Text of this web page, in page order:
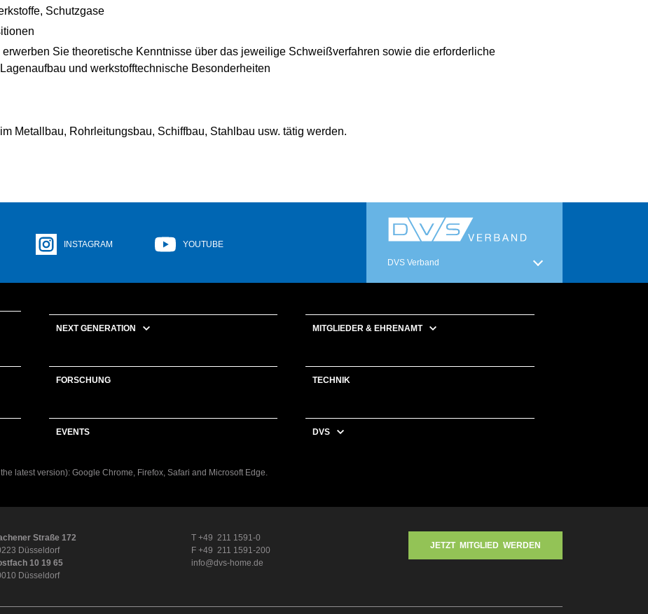
RHEINFELDEN
SAAR
SCHWARZWALD-
Schutzgase
Sie theoretische Kenntnisse über das jeweilige Schweißverfahren sowie die erforderliche
und werkstofftechnische Besonderheiten
Metallbau, Rohrleitungsbau, Schiffbau, Stahlbau usw. tätig werden.
INSTAGRAM
YOUTUBE
DVS Verband
NEXT GENERATION MITGLIEDER & EHRENAMT
FORSCHUNG TECHNIK
EVENTS DVS
latest version): Google Chrome, Firefox, Safari and Microsoft Edge.
Straße 172
Düsseldorf
10 19 65
Düsseldorf
T +49 211 1591-0
F +49 211 1591-200
info@dvs-home.de
JETZT MITGLIED WERDEN